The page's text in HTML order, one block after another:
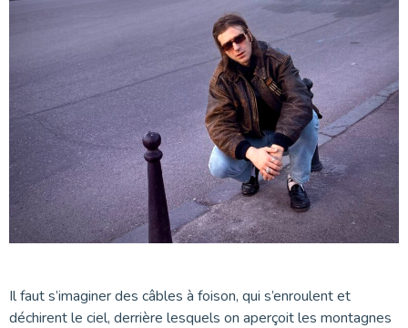
Il faut s’imaginer des câbles à foison, qui s’enroulent et
déchirent le ciel, derrière lesquels on aperçoit les montagnes